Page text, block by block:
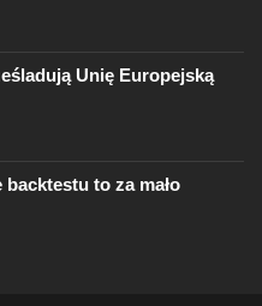
Unię Europejską
to za mało